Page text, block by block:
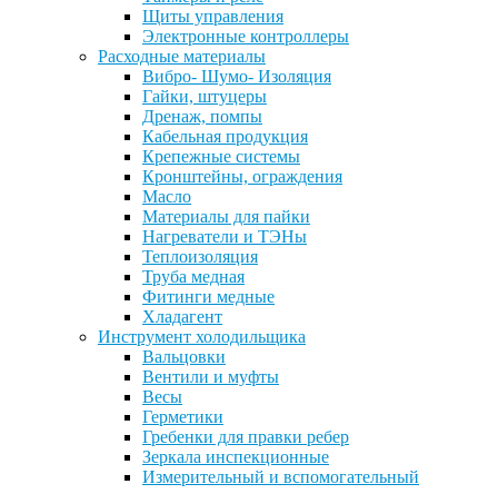
Щиты управления
Электронные контроллеры
Расходные материалы
Вибро- Шумо- Изоляция
Гайки, штуцеры
Дренаж, помпы
Кабельная продукция
Крепежные системы
Кронштейны, ограждения
Масло
Материалы для пайки
Нагреватели и ТЭНы
Теплоизоляция
Труба медная
Фитинги медные
Хладагент
Инструмент холодильщика
Вальцовки
Вентили и муфты
Весы
Герметики
Гребенки для правки ребер
Зеркала инспекционные
Измерительный и вспомогательный